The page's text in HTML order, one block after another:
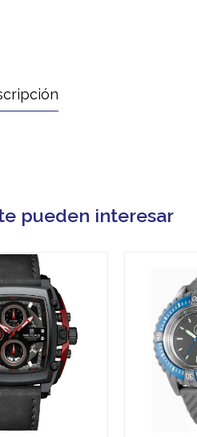
pueden interesar